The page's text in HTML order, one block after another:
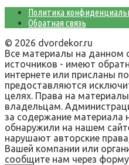
Политика
Обратная связь
© 2026 dvordekor.ru
Все материалы на данном
источников - имеют
интернете или присланы
предоставляются
целях. Права на
владельцам.
за содержание материала
обнаружили на нашем
нарушают авторские
Вашей компании или
сообщите нам через